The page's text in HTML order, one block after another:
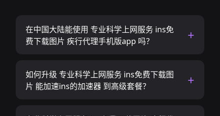
在中国大陆能使用 专业科学上网服务 ins免
费下载图片 疾行代理手机版app 吗？
如何升级 专业科学上网服务 ins免费下载图
片 能加速ins的加速器 到高级套餐？